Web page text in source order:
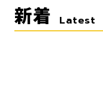
新着 Latest